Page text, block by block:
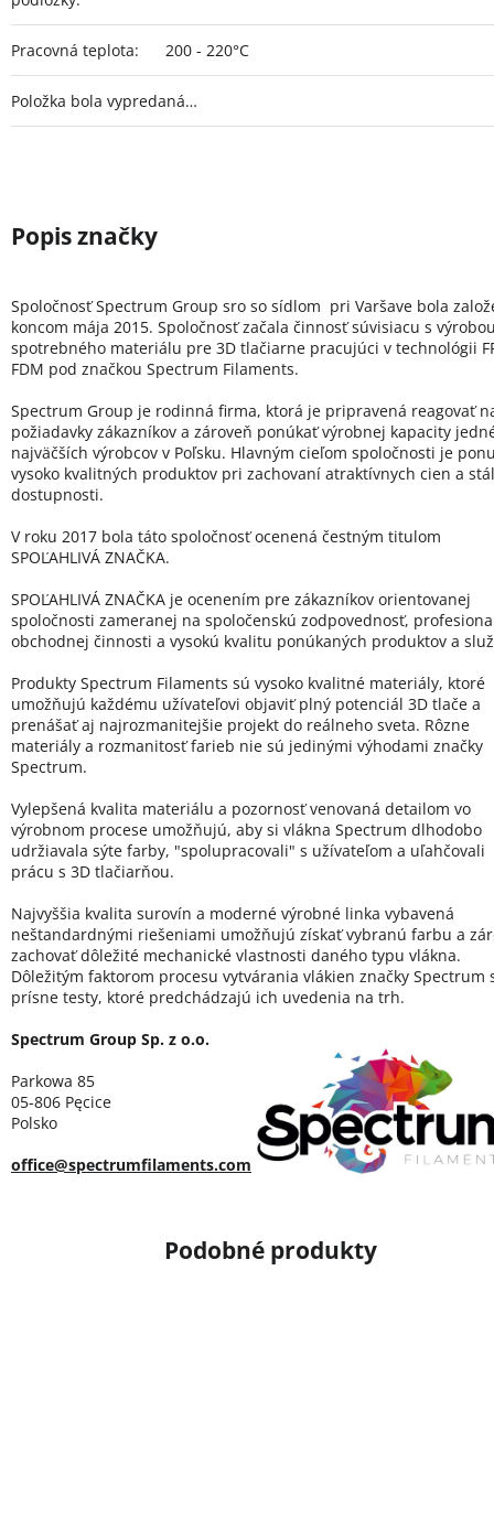
Pracovná teplota: 200 - 220°C
Položka bola vypredaná…
Spoločnosť Spectrum Group sro so sídlom pri Varšave bola
koncom mája 2015. Spoločnosť začala činnosť súvisiacu s
spotrebného materiálu pre 3D tlačiarne pracujúci v technológii
FDM pod značkou Spectrum Filaments.
Spectrum Group je rodinná firma, ktorá je pripravená reagovať
požiadavky zákazníkov a zároveň ponúkať výrobnej kapacity
najväčších výrobcov v Poľsku. Hlavným cieľom spoločnosti je
vysoko kvalitných produktov pri zachovaní atraktívnych cien a
dostupnosti.
V roku 2017 bola táto spoločnosť ocenená čestným titulom
SPOĽAHLIVÁ ZNAČKA.
SPOĽAHLIVÁ ZNAČKA je ocenením pre zákazníkov orientovanej
spoločnosti zameranej na spoločenskú zodpovednosť,
obchodnej činnosti a vysokú kvalitu ponúkaných produktov a
Produkty Spectrum Filaments sú vysoko kvalitné materiály, ktoré
umožňujú každému užívateľovi objaviť plný potenciál 3D tlače a
prenášať aj najrozmanitejšie projekt do reálneho sveta. Rôzne
materiály a rozmanitosť farieb nie sú jedinými výhodami značky
Spectrum.
Vylepšená kvalita materiálu a pozornosť venovaná detailom vo
výrobnom procese umožňujú, aby si vlákna Spectrum dlhodobo
udržiavala sýte farby, "spolupracovali" s užívateľom a uľahčovali
prácu s 3D tlačiarňou.
Najvyššia kvalita surovín a moderné výrobné linka vybavená
neštandardnými riešeniami umožňujú získať vybranú farbu a
zachovať dôležité mechanické vlastnosti daného typu vlákna.
Dôležitým faktorom procesu vytvárania vlákien značky Spectrum
prísne testy, ktoré predchádzajú ich uvedenia na trh.
Spectrum Group Sp. z o.o.
Parkowa 85
05-806 Pęcice
Polsko
office@spectrumfilaments.com